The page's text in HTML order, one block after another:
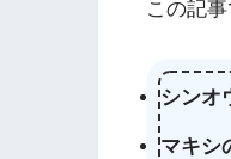
この記
シンオ
マキシ